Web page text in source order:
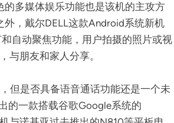
多媒体娱乐功能也是该机的主攻方
，戴尔DELL这款Android系统新机
自动聚焦功能，用户拍摄的照片或视
与朋友和家人分享。
但是否具备语音通话功能还是一个未
的一款搭载谷歌Google系统的